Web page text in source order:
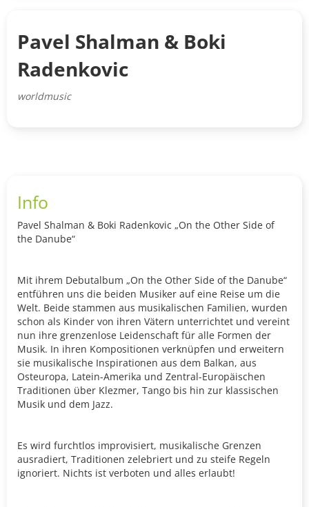
Pavel Shalman & Boki
Radenkovic
worldmusic
Info
Pavel Shalman & Boki Radenkovic „On the Other Side of
the Danube“
Mit ihrem Debutalbum „On the Other Side of the Danube“
entführen uns die beiden Musiker auf eine Reise um die
Welt. Beide stammen aus musikalischen Familien, wurden
schon als Kinder von ihren Vätern unterrichtet und vereint
nun ihre grenzenlose Leidenschaft für alle Formen der
Musik. In ihren Kompositionen verknüpfen und erweitern
sie musikalische Inspirationen aus dem Balkan, aus
Osteuropa, Latein-Amerika und Zentral-Europäischen
Traditionen über Klezmer, Tango bis hin zur klassischen
Musik und dem Jazz.
Es wird furchtlos improvisiert, musikalische Grenzen
ausradiert, Traditionen zelebriert und zu steife Regeln
ignoriert. Nichts ist verboten und alles erlaubt!